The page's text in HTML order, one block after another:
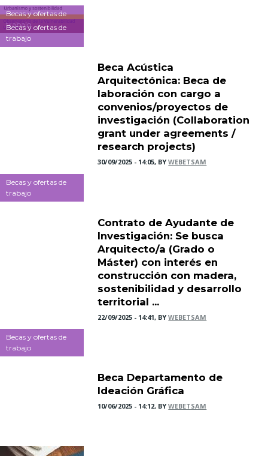
Becas y ofertas de
trabajo
Becas y ofertas de
trabajo
Beca Acústica
Arquitectónica: Beca de
laboración con cargo a
convenios/proyectos de
investigación (Collaboration
grant under agreements /
research projects)
30/09/2025 - 14:05, BYWEBETSAM
Becas y ofertas de
trabajo
Contrato de Ayudante de
Investigación: Se busca
Arquitecto/a (Grado o
Máster) con interés en
construcción con madera,
sostenibilidad y desarrollo
territorial ...
22/09/2025 - 14:41, BYWEBETSAM
Becas y ofertas de
trabajo
Beca Departamento de
Ideación Gráfica
10/06/2025 - 14:12, BYWEBETSAM